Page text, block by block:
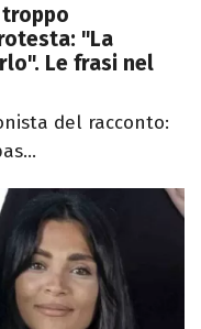
"La
Le frasi nel
del racconto: